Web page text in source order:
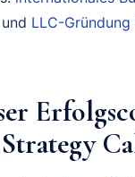
und LLC-